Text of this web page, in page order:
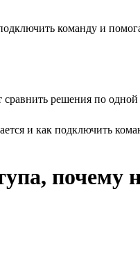
команду и
решения по одной
и как подключить
почему